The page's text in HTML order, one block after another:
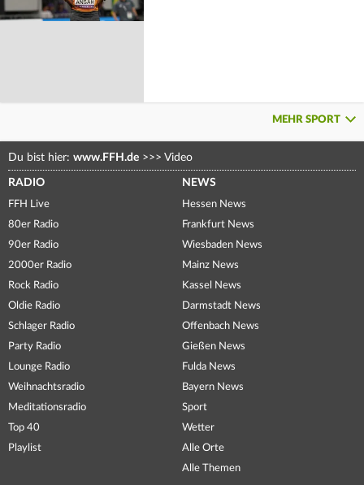
MEHR SPORT
Du bist hier: www.FFH.de >>> Video
RADIO
FFH Live
80er Radio
90er Radio
2000er Radio
Rock Radio
Oldie Radio
Schlager Radio
Party Radio
Lounge Radio
Weihnachtsradio
Meditationsradio
Top 40
Playlist
NEWS
Hessen News
Frankfurt News
Wiesbaden News
Mainz News
Kassel News
Darmstadt News
Offenbach News
Gießen News
Fulda News
Bayern News
Sport
Wetter
Alle Orte
Alle Themen